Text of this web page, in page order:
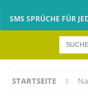
SMS SPRÜCHE FÜR
STARTSEITE